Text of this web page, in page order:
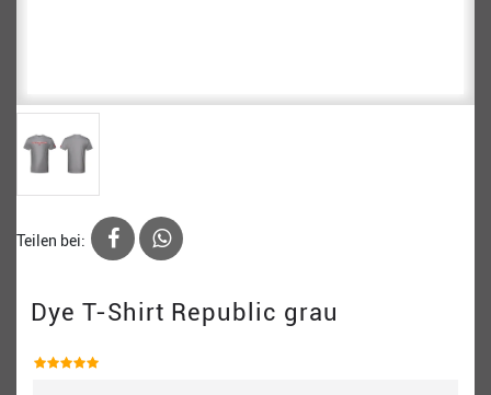
Teilen bei:
Dye T-Shirt Republic grau